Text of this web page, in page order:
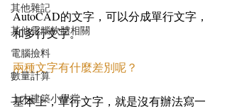
其他雜記
其他電腦軟體相關
電腦撿料
數量計算
土木建築小學堂
AutoCAD的文字，可以分成單行文字，
和多行文字。
兩種文字有什麼差別呢？
基本上，單行文字，就是沒有辦法寫一